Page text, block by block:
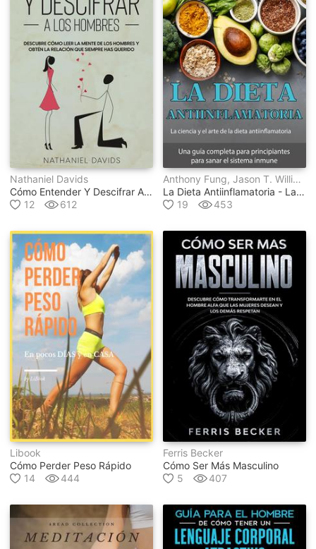
Nathaniel Davids
Cómo Entender Y Descifrar A Los Hombres
12
612
Anthony Fung, Jason T. William
La Dieta Antiinflamatoria - La Ciencia Y El Arte De La Dieta Antiinflamatoria
19
453
Libook
Cómo Perder Peso Rápido
14
444
Ferris Becker
Cómo Ser Más Masculino
5
407